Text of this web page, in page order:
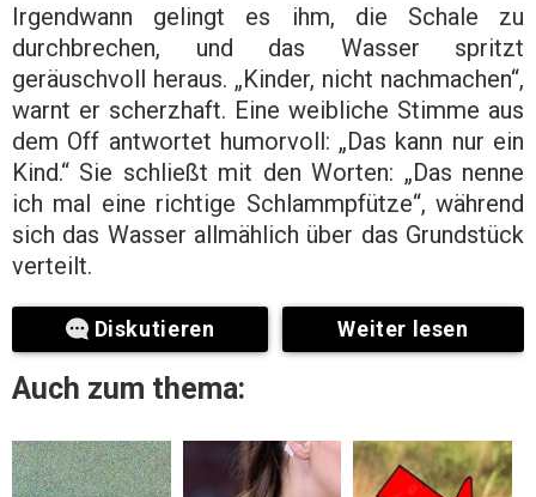
Irgendwann gelingt es ihm, die Schale zu
durchbrechen, und das Wasser spritzt
geräuschvoll heraus. „Kinder, nicht nachmachen“,
warnt er scherzhaft. Eine weibliche Stimme aus
dem Off antwortet humorvoll: „Das kann nur ein
Kind.“ Sie schließt mit den Worten: „Das nenne
ich mal eine richtige Schlammpfütze“, während
sich das Wasser allmählich über das Grundstück
verteilt.
Diskutieren Weiter lesen
Auch zum thema: